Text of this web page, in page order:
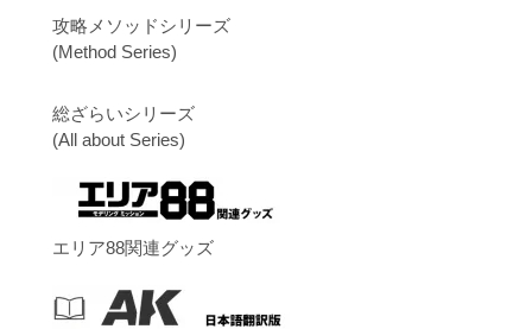
攻略メソッドシリーズ
(Method Series)
総ざらいシリーズ
(All about Series)
エリア88関連グッズ